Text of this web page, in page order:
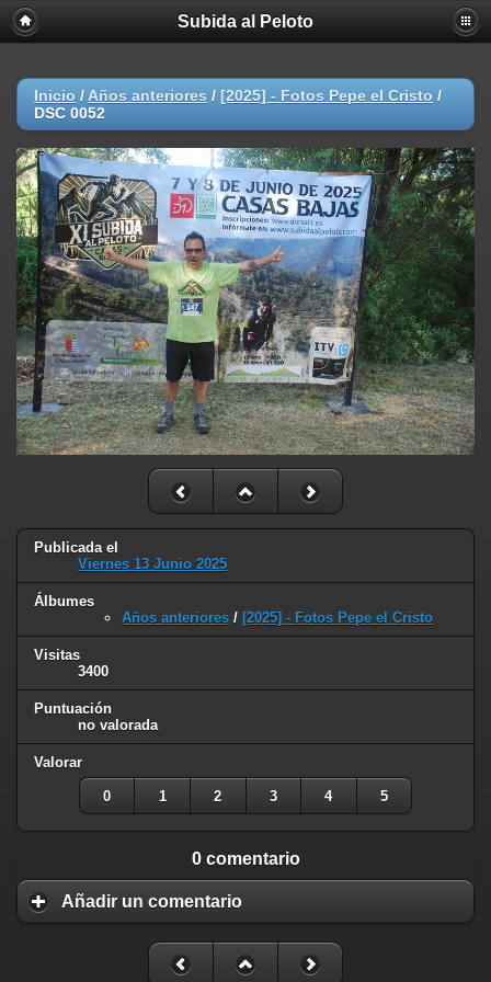
Subida al Peloto
Inicio / Años anteriores / [2025] - Fotos Pepe el Cristo /
DSC 0052
Publicada el
Viernes 13 Junio 2025
Álbumes
Años anteriores / [2025] - Fotos Pepe el Cristo
Visitas
3400
Puntuación
no valorada
Valorar
0 1 2 3 4 5
0 comentario
Añadir un comentario